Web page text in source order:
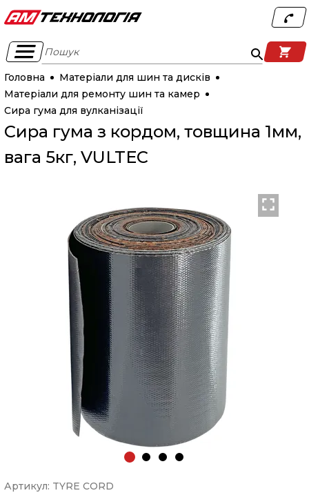
Пошук
Головна
Матеріали для шин та дисків
Матеріали для ремонту шин та камер
Сира гума для вулканізації
Сира гума з кордом, товщина 1мм,
вага 5кг, VULTEC
Артикул: TYRE CORD